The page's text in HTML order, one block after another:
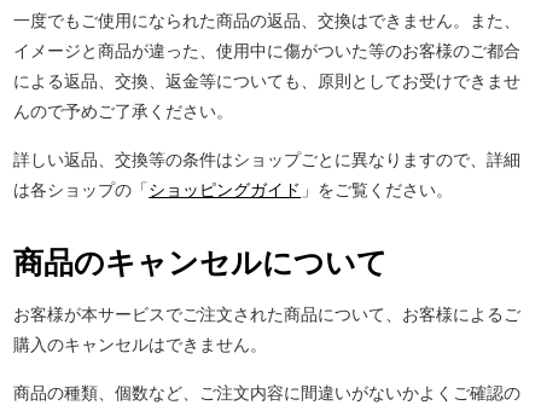
一度でもご使用になられた商品の返品、交換はできません。また、
イメージと商品が違った、使用中に傷がついた等のお客様のご都合
による返品、交換、返金等についても、原則としてお受けできませ
んので予めご了承ください。
詳しい返品、交換等の条件はショップごとに異なりますので、詳細
は各ショップの「ショッピングガイド 」をご覧ください。
商品のキャンセルについて
お客様が本サービスでご注文された商品について、お客様によるご
購入のキャンセルはできません。
商品の種類、個数など、ご注文内容に間違いがないかよくご確認の